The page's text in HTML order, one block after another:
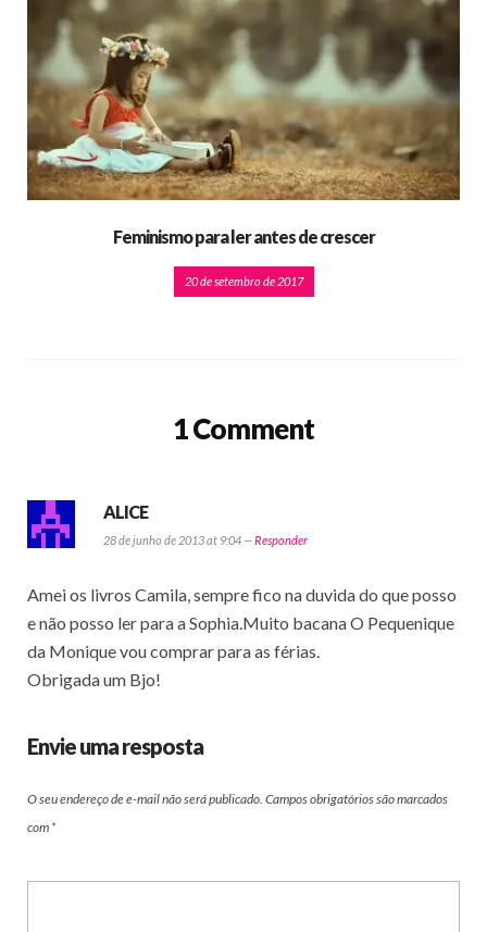
Feminismo para ler antes de crescer
20 de setembro de 2017
1 Comment
ALICE
28 de junho de 2013 at 9:04 —Responder
Amei os livros Camila, sempre fico na duvida do que posso
e não posso ler para a Sophia.Muito bacana O Pequenique
da Monique vou comprar para as férias.
Obrigada um Bjo!
Envie uma resposta
O seu endereço de e-mail não será publicado. Campos obrigatórios são marcados
com *